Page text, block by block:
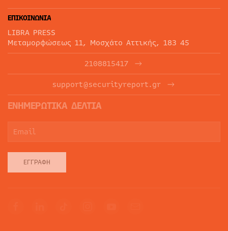
ΕΠΙΚΟΙΝΩΝΙΑ
LIBRA PRESS
Μεταμορφώσεως 11, Μοσχάτο Αττικής, 183 45
2108815417
support@securityreport.gr
ΕΝΗΜΕΡΩΤΙΚΑ ΔΕΛΤΙΑ
ΕΓΓΡΑΦΉ